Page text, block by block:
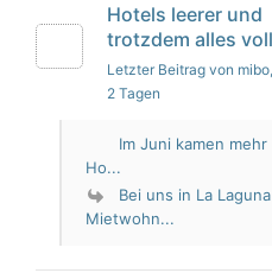
Hotels leerer und
trotzdem alles voll
Letzter Beitrag von mibo
2 Tagen
Im Juni kamen
Ho...
Bei uns in La
Mietwohn...